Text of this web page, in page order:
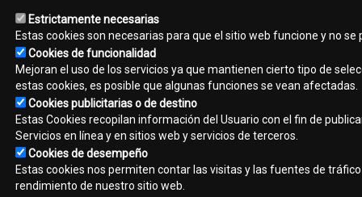
Estrictamente necesarias
Estas cookies son necesarias para que el sitio web funcione y no
Cookies de funcionalidad
Mejoran el uso de los servicios ya que mantienen cierto tipo de
estas cookies, es posible que algunas funciones se vean afectadas.
Cookies publicitarias o de destino
Estas Cookies recopilan información del Usuario con el fin de
Servicios en línea y en sitios web y servicios de terceros.
Cookies de desempeño
Estas cookies nos permiten contar las visitas y las fuentes de
rendimiento de nuestro sitio web.